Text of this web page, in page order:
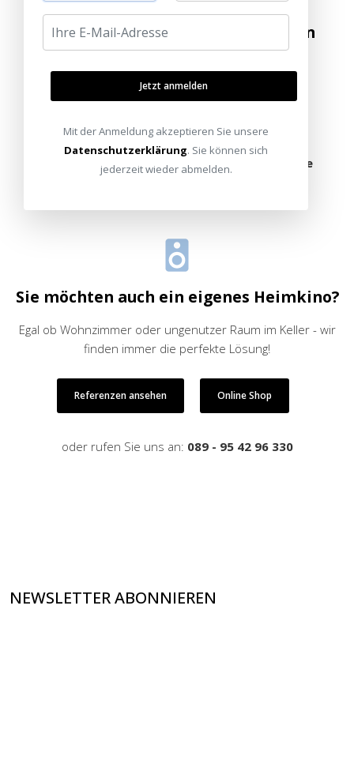
Besuchen Sie unsere Ausstellungen
oder schreiben Sie uns: info@heimkinoraum.de
Sie möchten auch ein eigenes Heimkino?
Egal ob Wohnzimmer oder ungenutzer Raum im Keller - wir
finden immer die perfekte Lösung!
Referenzen ansehen Online Shop
oder rufen Sie uns an: 089 - 95 42 96 330
NEWSLETTER ABONNIEREN
Jetzt anmelden
Mit der Anmeldung akzeptieren Sie unsere
Datenschutzerklärung. Sie können sich
jederzeit wieder abmelden.